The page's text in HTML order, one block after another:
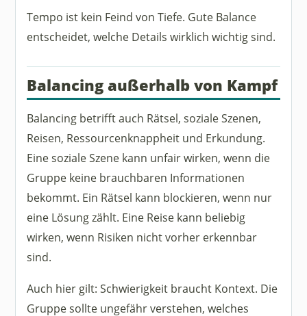
Tempo ist kein Feind von Tiefe. Gute Balance
entscheidet, welche Details wirklich wichtig sind.
Balancing außerhalb von Kampf
Balancing betrifft auch Rätsel, soziale Szenen,
Reisen, Ressourcenknappheit und Erkundung.
Eine soziale Szene kann unfair wirken, wenn die
Gruppe keine brauchbaren Informationen
bekommt. Ein Rätsel kann blockieren, wenn nur
eine Lösung zählt. Eine Reise kann beliebig
wirken, wenn Risiken nicht vorher erkennbar
sind.
Auch hier gilt: Schwierigkeit braucht Kontext. Die
Gruppe sollte ungefähr verstehen, welches